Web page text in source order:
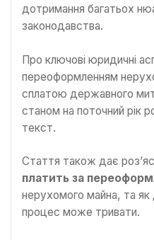
дотримання багатьох
законодавства.
Про ключові юридичні
переоформленням
сплатою державного
станом на поточний рік
текст.
Стаття також дає
платить за
нерухомого майна, та як
процес може тривати.